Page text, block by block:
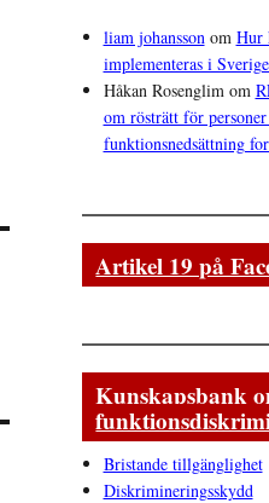
liam johanssonom Hur
implementeras i
Håkan Rosenglimom
om rösträtt för
funktionsnedsättning
Artikel 19 på
Kunskapsbank
Bristande tillgänglighet
Diskrimineringsskydd